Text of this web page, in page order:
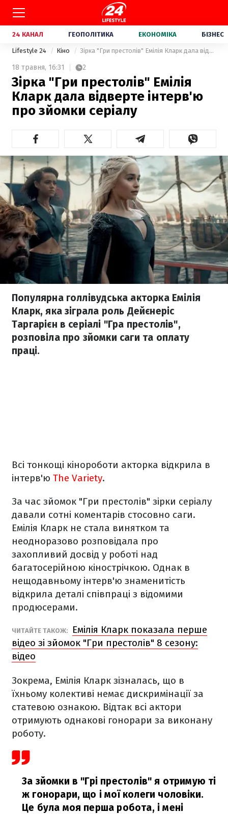
24 КАНАЛ ГЕОПОЛІТИКА ЕКОНОМІКА БІЗНЕС
Lifestyle 24 Кіно Зірка "Гри престолів" Емілія Кларк дала відверте інтерв'ю про зйомки серіалу
18 травня, 16:31 2
Зірка "Гри престолів" Емілія
Кларк дала відверте інтерв'ю
про зйомки серіалу
Популярна голлівудська акторка Емілія
Кларк, яка зіграла роль Дейєнеріс
Таргарієн в серіалі "Гра престолів",
розповіла про зйомки саги та оплату
праці.
Всі тонкощі кінороботи акторка відкрила в
інтерв'ю The Variety.
За час зйомок "Гри престолів" зірки серіалу
давали сотні коментарів стосовно саги.
Емілія Кларк не стала винятком та
неодноразово розповідала про
захопливий досвід у роботі над
багатосерійною кінострічкою. Однак в
нещодавньому інтерв'ю знаменитість
відкрила деталі співпраці з відомими
продюсерами.
ЧИТАЙТЕ ТАКОЖ:
Емілія Кларк показала перше
відео зі зйомок "Гри престолів" 8 сезону:
відео
Зокрема, Емілія Кларк зізналась, що в
їхньому колективі немає дискримінації за
статевою ознакою. Відтак всі актори
отримують однакові гонорари за виконану
роботу.
За зйомки в "Грі престолів" я отримую ті
ж гонорари, що і мої колеги чоловіки.
Це була моя перша робота, і мені